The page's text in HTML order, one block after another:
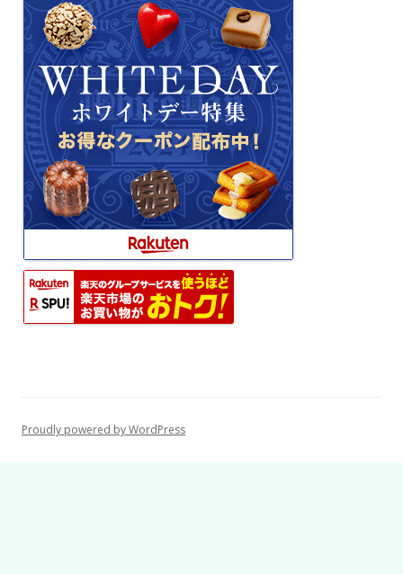
Proudly powered by WordPress